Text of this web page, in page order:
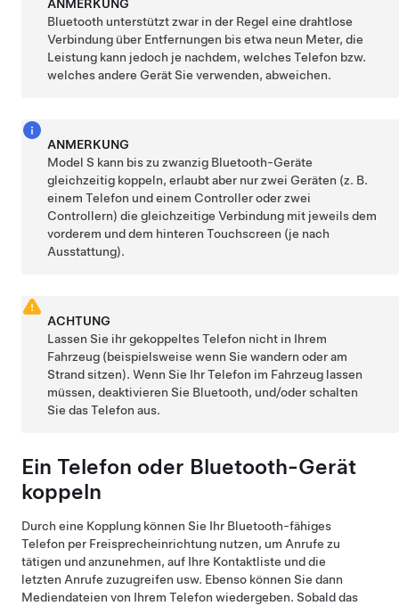
ANMERKUNG
Bluetooth unterstützt zwar in der Regel eine drahtlose
Verbindung über Entfernungen bis etwa neun Meter, die
Leistung kann jedoch je nachdem, welches Telefon bzw.
welches andere Gerät Sie verwenden, abweichen.
ANMERKUNG
Model S kann bis zu zwanzig Bluetooth-Geräte
gleichzeitig koppeln, erlaubt aber nur zwei Geräten (z. B.
einem Telefon und einem Controller oder zwei
Controllern) die gleichzeitige Verbindung mit jeweils dem
vorderem und dem hinteren Touchscreen (je nach
Ausstattung).
ACHTUNG
Lassen Sie ihr gekoppeltes Telefon nicht in Ihrem
Fahrzeug (beispielsweise wenn Sie wandern oder am
Strand sitzen). Wenn Sie Ihr Telefon im Fahrzeug lassen
müssen, deaktivieren Sie Bluetooth, und/oder schalten
Sie das Telefon aus.
Ein Telefon oder Bluetooth-Gerät
koppeln
Durch eine Kopplung können Sie Ihr Bluetooth-fähiges
Telefon per Freisprecheinrichtung nutzen, um Anrufe zu
tätigen und anzunehmen, auf Ihre Kontaktliste und die
letzten Anrufe zuzugreifen usw. Ebenso können Sie dann
Mediendateien von Ihrem Telefon wiedergeben. Sobald das